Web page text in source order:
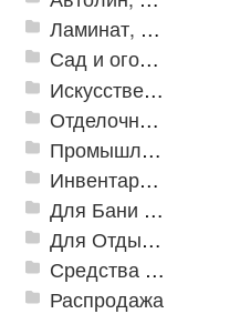
Ламинат, Кварцвиниловая плитка SPC
Сад и огород
Искусственная трава
Отделочные профили
Промышленный текстиль
Инвентарь для клининга
Для Бани и Сауны
Для Отдыха и Пикника
Средства от насекомых и садовых вредителей
Распродажа